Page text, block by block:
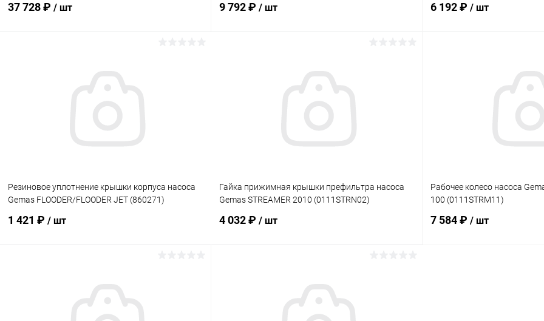
37 728 ₽ / шт 9 792 ₽ / шт 6 192 ₽ / шт
Резиновое уплотнение крышки корпуса насоса
Gemas FLOODER/FLOODER JET (860271)
1 421 ₽ / шт
Гайка прижимная крышки префильтра насоса
Gemas STREAMER 2010 (0111STRN02)
4 032 ₽ / шт
Рабочее колесо насоса
100 (0111STRM11)
7 584 ₽ / шт